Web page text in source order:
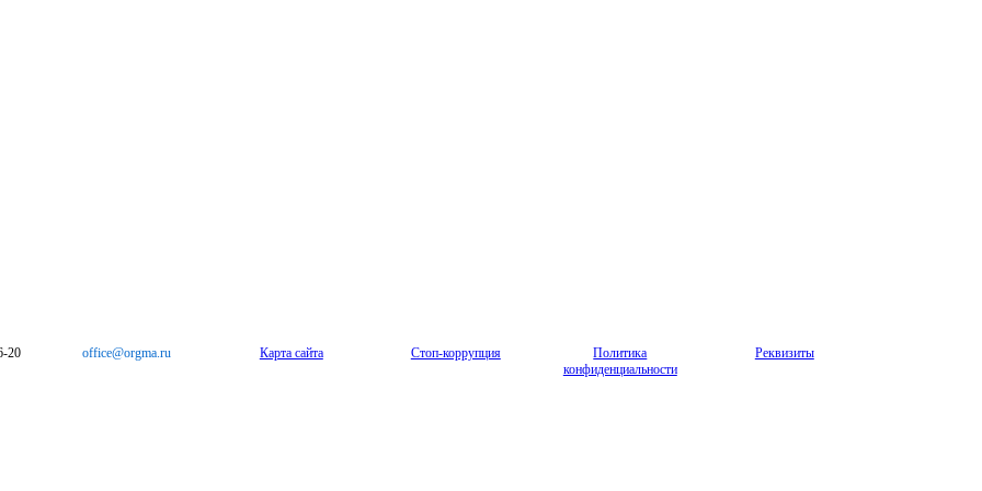
20 office@orgma.ru Карта сайта Стоп-коррупция
Политика
конфиденциальности
Реквизиты